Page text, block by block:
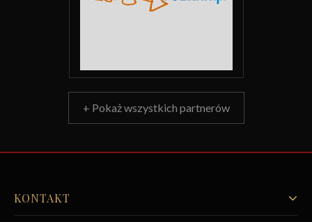
+ Pokaż wszystkich partnerów
KONTAKT